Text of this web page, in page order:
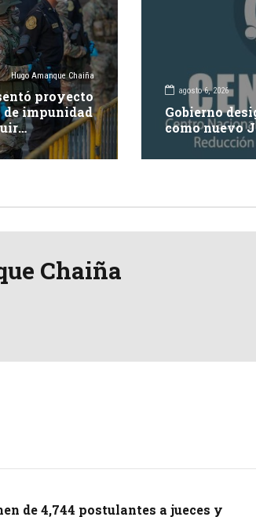
Hugo Amanque Chaiña
proyecto
de impunidad
agosto 6, 2026
Gobierno
como nuevo
Chaiña
de 4,744 postulantes a jueces y